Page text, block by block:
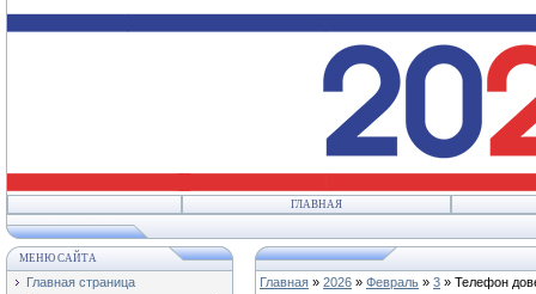
ГЛАВНАЯ
МЕНЮ САЙТА
Главная страница
Главная » 2026 » Февраль » 3 » Телефон